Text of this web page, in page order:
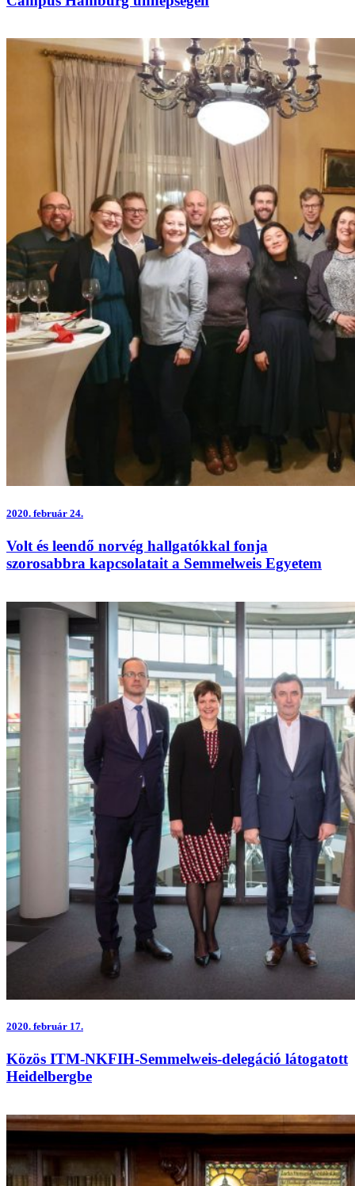
2020. február 24.
Volt és leendő norvég hallgatókkal fonja
szorosabbra kapcsolatait a Semmelweis Egyetem
2020. február 17.
Közös ITM-NKFIH-Semmelweis-delegáció látogatott
Heidelbergbe